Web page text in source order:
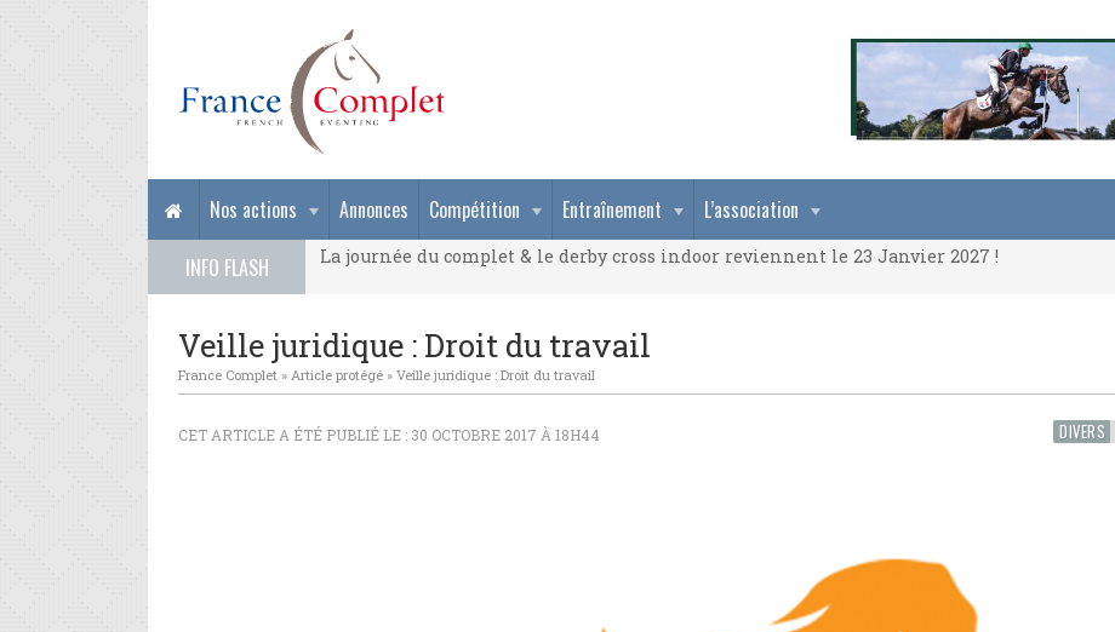
Nos actions Annonces Compétition Entraînement
L’association
INFO FLASH
La journée du complet & le derby cross indoor reviennent le 23 Janvier 2027 !
La journée du complet & le derby cross indoor reviennent le 23 Janvier 2027 !
Veille juridique : Droit du travail
France Complet » Article protégé » Veille juridique : Droit du travail
DIVERS
CET ARTICLE A ÉTÉ PUBLIÉ LE : 30 OCTOBRE 2017 À 18H44